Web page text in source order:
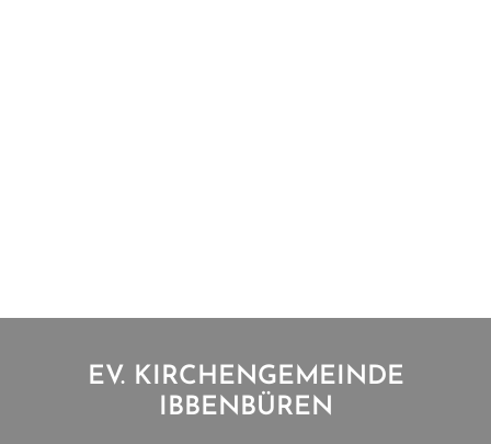
EV. KIRCHENGEMEINDE
IBBENBÜREN